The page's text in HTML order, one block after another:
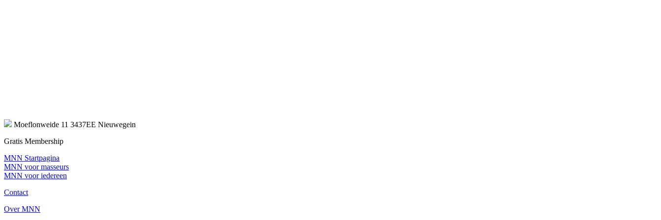
Moeflonweide 11 3437EE Nieuwegein
Gratis Membership
MNN Startpagina
MNN voor masseurs
MNN voor iedereen
Contact
Over MNN